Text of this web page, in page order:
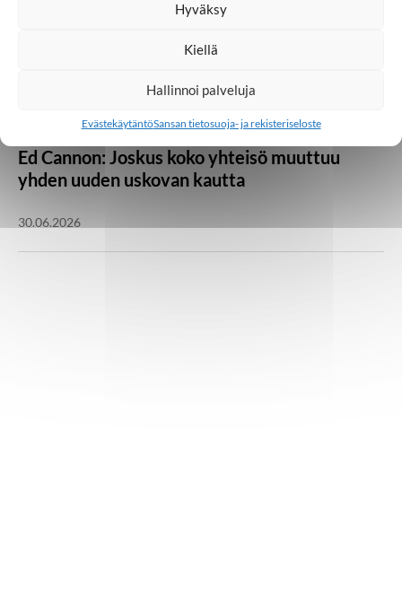
Hyväksy
Kiellä
Hallinnoi palveluja
EvästekäytäntöSansan tietosuoja- ja rekisteriseloste
Lähetystyö Ulkomaat
Ed Cannon: Joskus koko yhteisö muuttuu
yhden uuden uskovan kautta
30.06.2026